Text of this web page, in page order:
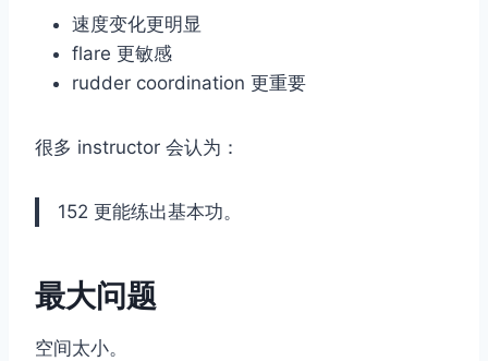
速度变化更明显
flare 更敏感
rudder coordination 更重要
很多 instructor 会认为：
152 更能练出基本功。
最大问题
空间太小。